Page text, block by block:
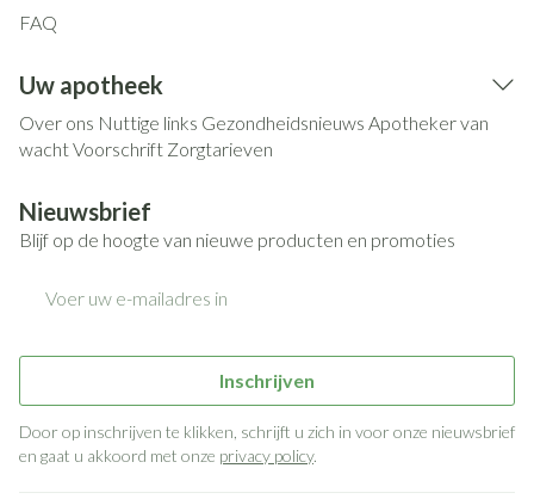
FAQ
Uw apotheek
Over ons Nuttige links Gezondheidsnieuws Apotheker van
wachtVoorschrift Zorgtarieven
Nieuwsbrief
Blijf op de hoogte van nieuwe producten en promoties
Inschrijven
Door op inschrijven te klikken, schrijft u zich in voor onze nieuwsbrief
en gaat u akkoord met onze privacy policy.